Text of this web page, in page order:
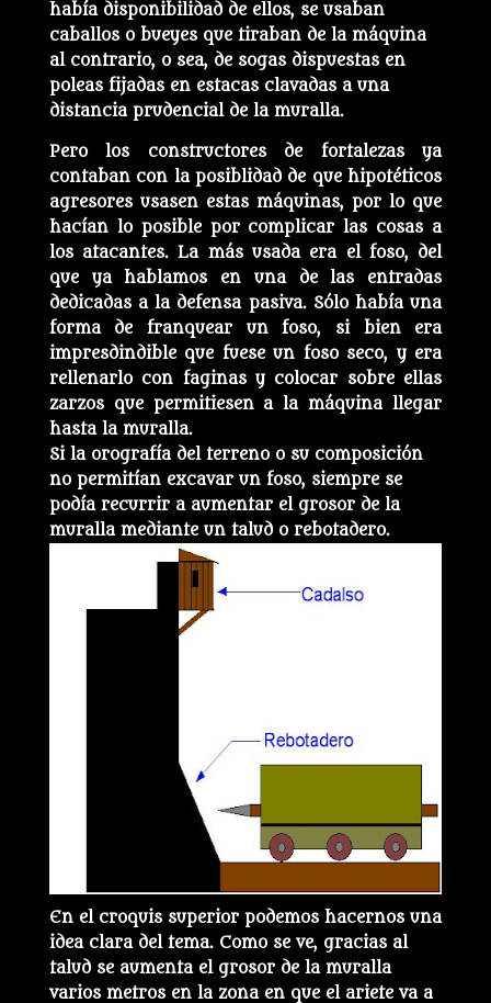
había disponibilidad de ellos, se usaban
caballos o bueyes que tiraban de la máquina
al contrario, o sea, de sogas dispuestas en
poleas fijadas en estacas clavadas a una
distancia prudencial de la muralla.
Pero los constructores de fortalezas ya
contaban con la posiblidad de que hipotéticos
agresores usasen estas máquinas, por lo que
hacían lo posible por complicar las cosas a
los atacantes. La más usada era el foso, del
que ya hablamos en una de las entradas
dedicadas a la defensa pasiva. Sólo había una
forma de franquear un foso, si bien era
impresdindible que fuese un foso seco, y era
rellenarlo con faginas y colocar sobre ellas
zarzos que permitiesen a la máquina llegar
hasta la muralla.
Si la orografía del terreno o su composición
no permitían excavar un foso, siempre se
podía recurrir a aumentar el grosor de la
muralla mediante un talud o rebotadero.
En el croquis superior podemos hacernos una
idea clara del tema. Como se ve, gracias al
talud se aumenta el grosor de la muralla
varios metros en la zona en que el ariete va a